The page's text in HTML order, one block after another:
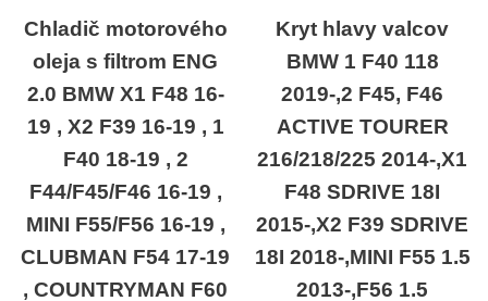
Chladič motorového
oleja s filtrom ENG
2.0 BMW X1 F48 16-
19 , X2 F39 16-19 , 1
F40 18-19 , 2
F44/F45/F46 16-19 ,
MINI F55/F56 16-19 ,
CLUBMAN F54 17-19
, COUNTRYMAN F60
Kryt hlavy valcov
BMW 1 F40 118
2019-,2 F45, F46
ACTIVE TOURER
216/218/225 2014-,X1
F48 SDRIVE 18I
2015-,X2 F39 SDRIVE
18I 2018-,MINI F55 1.5
2013-,F56 1.5